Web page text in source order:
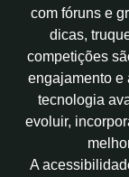
com fóruns e
dicas,
competições
engajamento e
tecnologia
evoluir,
A